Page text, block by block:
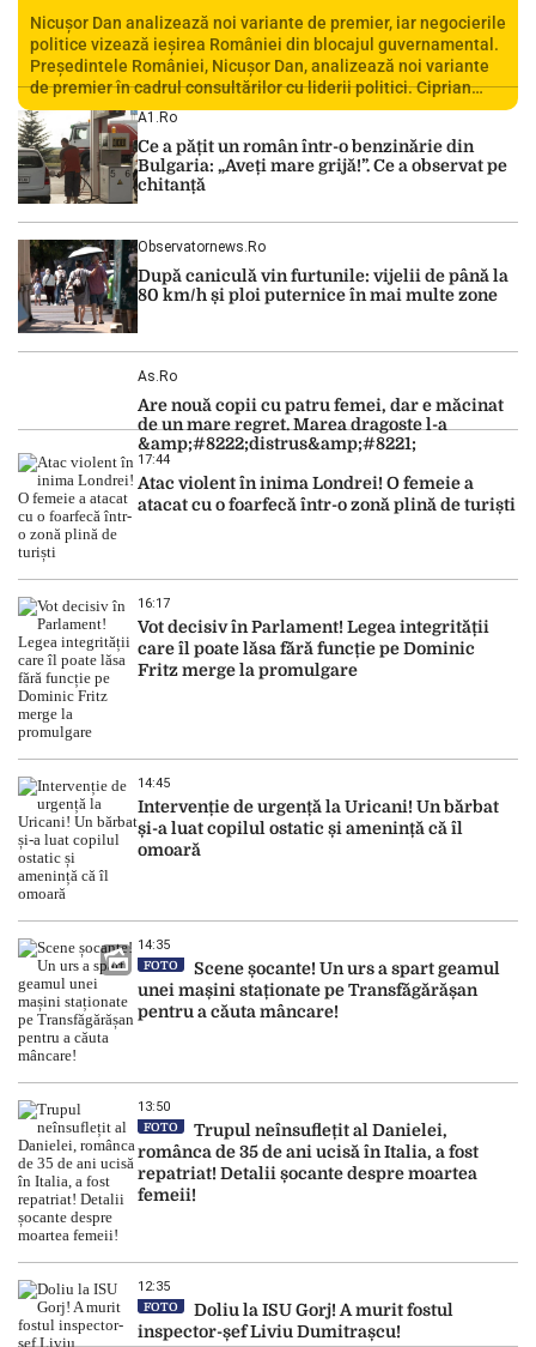
Nicușor Dan analizează noi variante de premier, iar negocierile
politice vizează ieșirea României din blocajul guvernamental.
Președintele României, Nicușor Dan, analizează noi variante
de premier în cadrul consultărilor cu liderii politici. Ciprian
Ciucu vorbește despre scenariul unui guvern tehnocrat și
despre posibilitatea a două cabinete succesive. Nicușor Dan
analizează noi variante de premier România traversează […]
A1.ro
Ce a pățit un român într-o benzinărie din
Bulgaria: „Aveți mare grijă!”. Ce a observat pe
chitanță
Observatornews.ro
După caniculă vin furtunile: vijelii de până la
80 km/h și ploi puternice în mai multe zone
As.ro
Are nouă copii cu patru femei, dar e măcinat
de un mare regret. Marea dragoste l-a
&amp;#8222;distrus&amp;#8221;
17:44
Atac violent în inima Londrei! O femeie a
atacat cu o foarfecă într-o zonă plină de turiști
16:17
Vot decisiv în Parlament! Legea integrității
care îl poate lăsa fără funcție pe Dominic
Fritz merge la promulgare
14:45
Intervenție de urgență la Uricani! Un bărbat
și-a luat copilul ostatic și amenință că îl
omoară
14:35
FOTO
Scene șocante! Un urs a spart geamul
unei mașini staționate pe Transfăgărășan
pentru a căuta mâncare!
13:50
FOTO
Trupul neînsuflețit al Danielei,
românca de 35 de ani ucisă în Italia, a fost
repatriat! Detalii șocante despre moartea
femeii!
12:35
FOTO
Doliu la ISU Gorj! A murit fostul
inspector-șef Liviu Dumitrașcu!